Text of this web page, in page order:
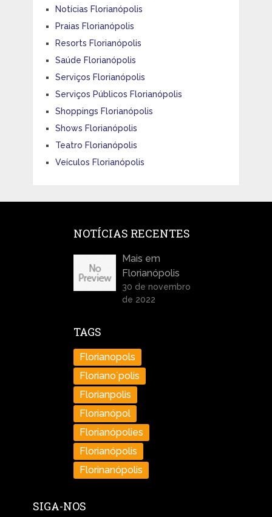
Notícias Florianópolis
Praias Florianópolis
Resorts Florianópolis
Saúde Florianópolis
Serviços Florianópolis
Serviços Públicos Florianópolis
Shoppings Florianópolis
Shows Florianópolis
Teatro Florianópolis
Veículos Florianópolis
NOTÍCIAS RECENTES
Mais em
Florianópolis
30 de novembro
de 2022
TAGS
Florianopols
Floriano´polis
Florianpolis
Florianópol
Florianópolies
Florianópolis
Florinanópolis
SIGA-NOS